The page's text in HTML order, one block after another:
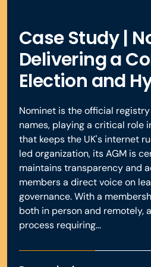
d’administration et vos
échanger et répondre à
Attribuez et suivez les
Vérifiez en temps réel le
Priorisez les questions
Ainsi, vous gardez la maîtrise
assurez une
Réserver une
résultats peuvent ensuite être
l’audience.
En savoir
intégré et acteur
En savoir
Case Study |
Delivering a
Election and
Nominet is the official registry
names, playing a critical role
that keeps the UK's internet
led organization, its AGM is
maintains transparency and
members a direct voice on
governance. With a
both in person and remotely,
process requiring...